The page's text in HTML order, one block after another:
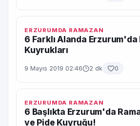
ERZURUMDA RAMAZAN
6 Farklı Alanda Erzurum'da
Kuyrukları
9 Mayıs 2019 02:46 2 dk 0
ERZURUMDA RAMAZAN
6 Başlıkta Erzurum'da
ve Pide Kuyruğu!